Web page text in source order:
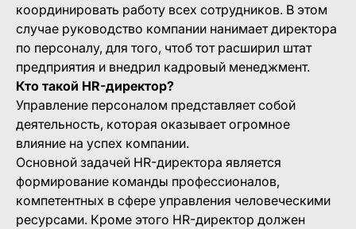
координировать работу всех сотрудников. В этом
случае руководство компании нанимает директора
по персоналу, для того, чтоб тот расширил штат
предприятия и внедрил кадровый менеджмент.
Кто такой HR-директор?
Управление персоналом представляет собой
деятельность, которая оказывает огромное
влияние на успех компании.
Основной задачей HR-директора является
формирование команды профессионалов,
компетентных в сфере управления человеческими
ресурсами. Кроме этого HR-директор должен